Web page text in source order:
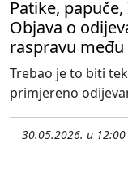
Patike,
Objava o
raspravu
Trebao je to biti
primjereno
30.05.2026. u 12:00